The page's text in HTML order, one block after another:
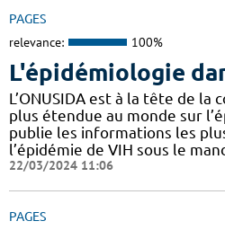
PAGES
relevance: 100%
L'épidémiologie
L’ONUSIDA est à la tête de la
plus étendue au monde sur
publie les informations les
l’épidémie de VIH sous le
22/03/2024 11:06
PAGES